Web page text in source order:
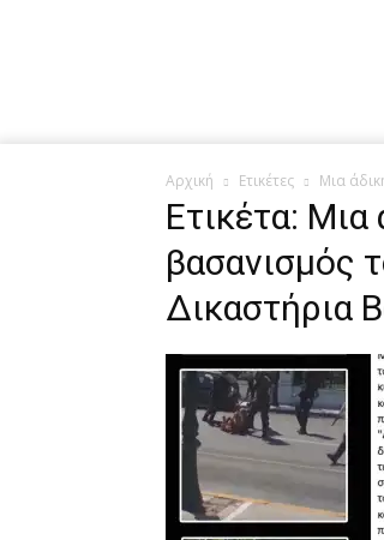
Αρχική Ετικέτες Μια
Ετικέτα: Μια
βασανισμός
Δικαστήρια